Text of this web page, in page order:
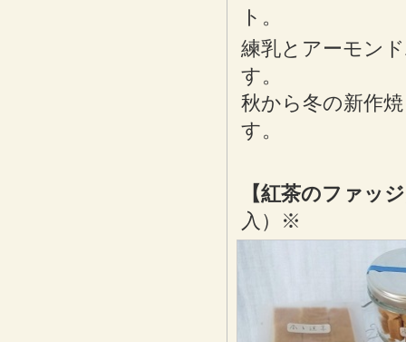
ト。
練乳とアーモン
す。
秋から冬の新作
す。
【紅茶のファッ
入）※